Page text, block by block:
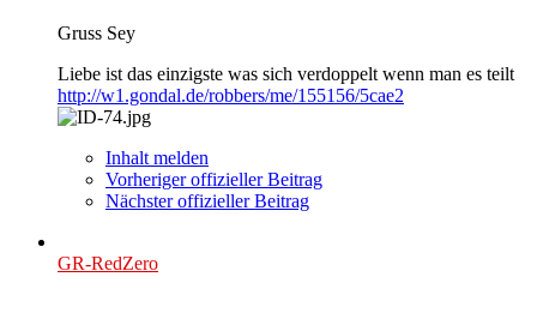
Gruss Sey
Liebe ist das einzigste was sich verdoppelt wenn man es teilt
http://w1.gondal.de/robbers/me/155156/5cae2
Inhalt melden
Vorheriger offizieller Beitrag
Nächster offizieller Beitrag
GR-RedZero